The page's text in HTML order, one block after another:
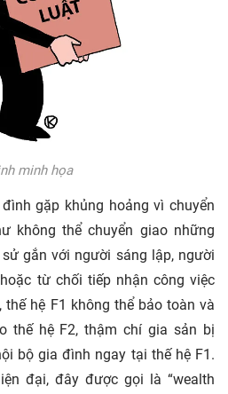
minh họa
gặp khủng hoảng vì chuyển
không thể chuyển giao những
gắn với người sáng lập, người
từ chối tiếp nhận công việc
hệ F1 không thể bảo toàn và
thế hệ F2, thậm chí gia sản bị
bộ gia đình ngay tại thế hệ F1.
đại, đây được gọi là “wealth